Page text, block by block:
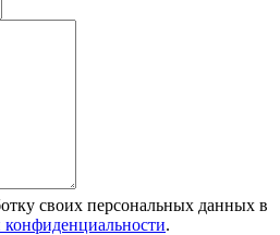
своих персональных данных в
.